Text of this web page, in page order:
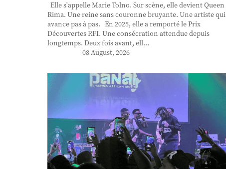
Elle s'appelle Marie Tolno. Sur scène, elle devient Queen
Rima. Une reine sans couronne bruyante. Une artiste qui
avance pas à pas. En 2025, elle a remporté le Prix
Découvertes RFI. Une consécration attendue depuis
longtemps. Deux fois avant, ell...
08 August, 2026